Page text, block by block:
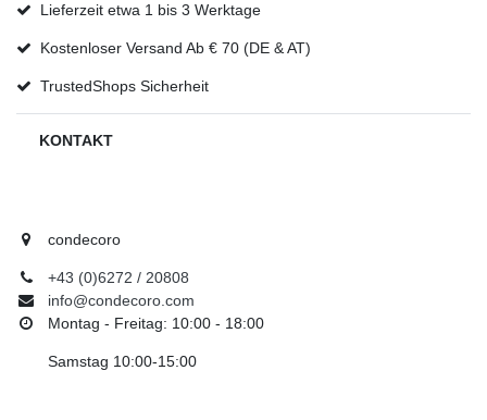
Lieferzeit etwa 1 bis 3 Werktage
Kostenloser Versand Ab € 70 (DE & AT)
TrustedShops Sicherheit
KONTAKT
condecoro
+43 (0)6272 / 20808
info@condecoro.com
Montag - Freitag: 10:00 - 18:00
Samstag 10:00-15:00